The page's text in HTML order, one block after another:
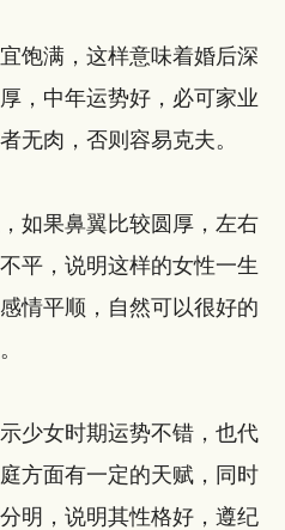
饱满，这样意味着婚后深
，中年运势好，必可家业
无肉，否则容易克夫。
如果鼻翼比较圆厚，左右
平，说明这样的女性一生
情平顺，自然可以很好的
少女时期运势不错，也代
方面有一定的天赋，同时
明，说明其性格好，遵纪